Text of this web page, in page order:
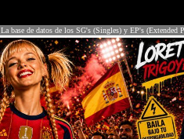
La base de datos de los SG's (Singles) y EP's (Extended